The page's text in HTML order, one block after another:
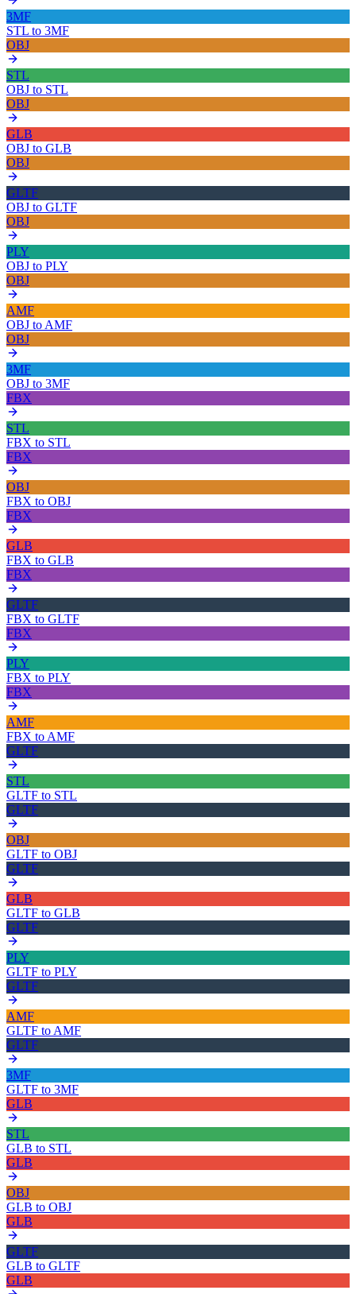
3MF
STL to 3MF
OBJ
STL
OBJ to STL
OBJ
GLB
OBJ to GLB
OBJ
GLTF
OBJ to GLTF
OBJ
PLY
OBJ to PLY
OBJ
AMF
OBJ to AMF
OBJ
3MF
OBJ to 3MF
FBX
STL
FBX to STL
FBX
OBJ
FBX to OBJ
FBX
GLB
FBX to GLB
FBX
GLTF
FBX to GLTF
FBX
PLY
FBX to PLY
FBX
AMF
FBX to AMF
GLTF
STL
GLTF to STL
GLTF
OBJ
GLTF to OBJ
GLTF
GLB
GLTF to GLB
GLTF
PLY
GLTF to PLY
GLTF
AMF
GLTF to AMF
GLTF
3MF
GLTF to 3MF
GLB
STL
GLB to STL
GLB
OBJ
GLB to OBJ
GLB
GLTF
GLB to GLTF
GLB